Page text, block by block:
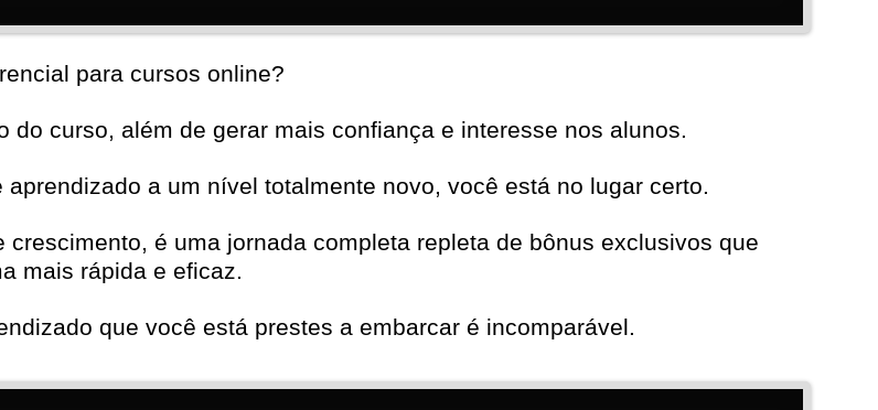
para cursos online?
curso, além de gerar mais confiança e interesse nos alunos.
a um nível totalmente novo, você está no lugar certo.
é uma jornada completa repleta de bônus exclusivos que
mais rápida e eficaz.
que você está prestes a embarcar é incomparável.